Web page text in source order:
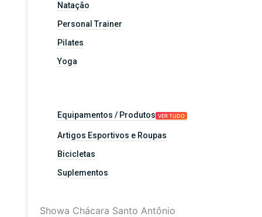
Natação
Personal Trainer
Pilates
Yoga
Equipamentos / Produtos VER TUDO
Artigos Esportivos e Roupas
Bicicletas
Suplementos
Showa Chácara Santo Antônio